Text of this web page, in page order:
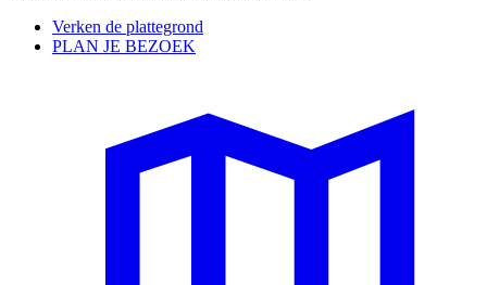
Verken de plattegrond
PLAN JE BEZOEK